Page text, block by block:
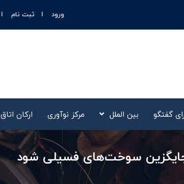
ورود ثبت نام
گفتگو بین الملل مرکز نوآوری‌ ارکان اتاق
سوخت‌های فسیلی شود